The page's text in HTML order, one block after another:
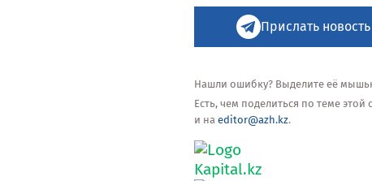
Прислать
Нашли ошибку? Выделите её
Есть, чем поделиться по теме
и на editor@azh.kz.